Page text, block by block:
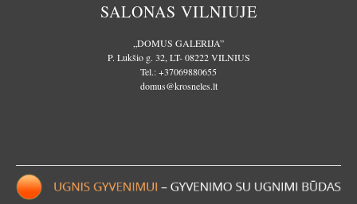
SALONAS VILNIUJE
„DOMUS GALERIJA”
P. Lukšio g. 32, LT- 08222 VILNIUS
Tel.:+37069880655
domus@krosneles.lt